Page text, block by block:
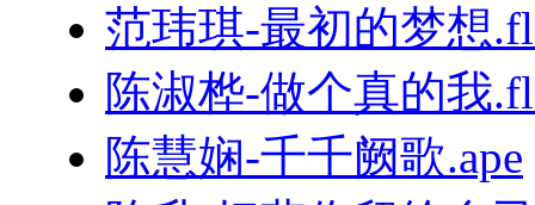
范玮琪-最初的梦想
陈淑桦-做个真的我
陈慧娴-千千阙歌.ape